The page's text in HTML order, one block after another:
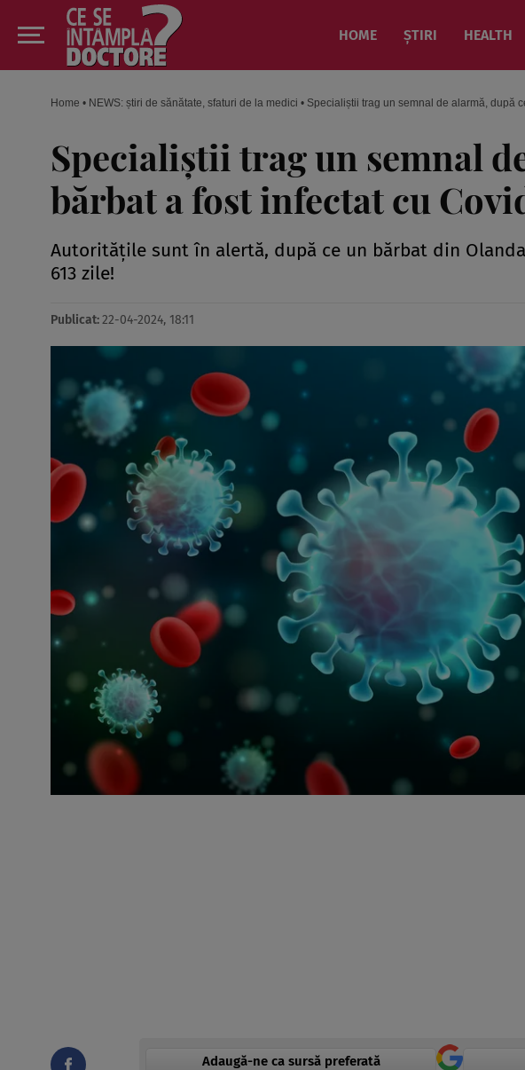
HOME ȘTIRI HEALTH
Home • NEWS: știri de sănătate, sfaturi de la medici • Specialiștii trag un semnal de alarmă, după
Specialiștii trag un semnal
bărbat a fost infectat cu
Autoritățile sunt în alertă, după ce un bărbat din
613 zile!
Publicat:22-04-2024, 18:11
Adaugă-ne ca sursă preferată